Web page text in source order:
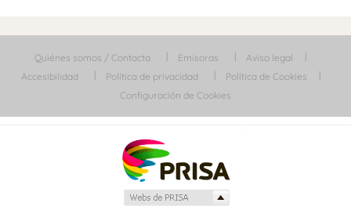
Quiénes somos / Contacta Emisoras
Aviso legal
Accesibilidad
Política de privacidad
Política de Cookies
Configuración de Cookies